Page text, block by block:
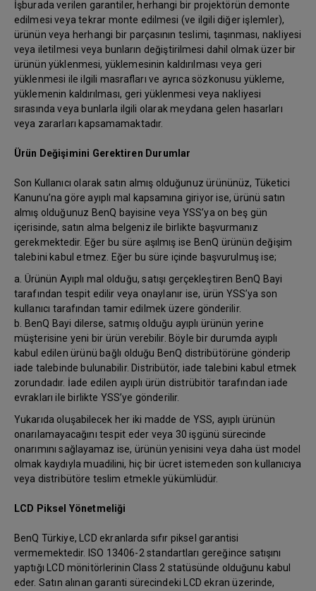
İşburada verilen garantiler, herhangi bir projektörün demonte
edilmesi veya tekrar monte edilmesi (ve ilgili diğer işlemler),
ürünün veya herhangi bir parçasının teslimi, taşınması, nakliyesi
veya iletilmesi veya bunların değiştirilmesi dahil olmak üzer bir
ürünün yüklenmesi, yüklemesinin kaldırılması veya geri
yüklenmesi ile ilgili masrafları ve ayrıca sözkonusu yükleme,
yüklemenin kaldırılması, geri yüklenmesi veya nakliyesi
sırasında veya bunlarla ilgili olarak meydana gelen hasarları
veya zararları kapsamamaktadır.
Ürün Değişimini Gerektiren Durumlar
Son Kullanıcı olarak satın almış olduğunuz ürününüz, Tüketici
Kanunu’na göre ayıplı mal kapsamına giriyor ise, ürünü satın
almış olduğunuz BenQ bayisine veya YSS’ya on beş gün
içerisinde, satın alma belgeniz ile birlikte başvurmanız
gerekmektedir. Eğer bu süre aşılmış ise BenQ ürünün değişim
talebini kabul etmez. Eğer bu süre içinde başvurulmuş ise;
a. Ürünün Ayıplı mal olduğu, satışı gerçekleştiren BenQ Bayi
tarafından tespit edilir veya onaylanır ise, ürün YSS’ya son
kullanıcı tarafından tamir edilmek üzere gönderilir.
b. BenQ Bayi dilerse, satmış olduğu ayıplı ürünün yerine
müşterisine yeni bir ürün verebilir. Böyle bir durumda ayıplı
kabul edilen ürünü bağlı olduğu BenQ distribütörüne gönderip
iade talebinde bulunabilir. Distribütör, iade talebini kabul etmek
zorundadır. İade edilen ayıplı ürün distrübitör tarafından iade
evrakları ile birlikte YSS’ye gönderilir.
Yukarıda oluşabilecek her iki madde de YSS, ayıplı ürünün
onarılamayacağını tespit eder veya 30 işgünü sürecinde
onarımını sağlayamaz ise, ürünün yenisini veya daha üst model
olmak kaydıyla muadilini, hiç bir ücret istemeden son kullanıcıya
veya distribütöre teslim etmekle yükümlüdür.
LCD Piksel Yönetmeliği
BenQ Türkiye, LCD ekranlarda sıfır piksel garantisi
vermemektedir. ISO 13406-2 standartları gereğince satışını
yaptığı LCD mönitörlerinin Class 2 statüsünde olduğunu kabul
eder. Satın alınan garanti sürecindeki LCD ekran üzerinde,